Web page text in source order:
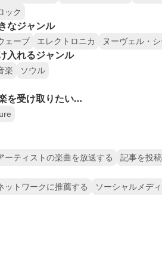
ック
なジャンル
ェーブ エレクトロニカ ヌーヴェル・
入れるジャンル
楽 ソウル
を受け取りたい…
ーティストの楽曲を放送する 記事を投稿
ットワークに推薦する ソーシャルメデ